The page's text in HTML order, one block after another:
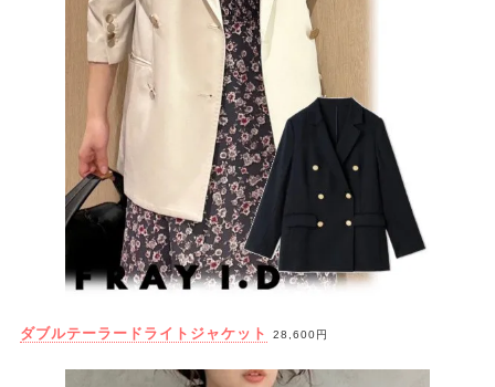
ダブルテーラードライトジャケット 28,600円